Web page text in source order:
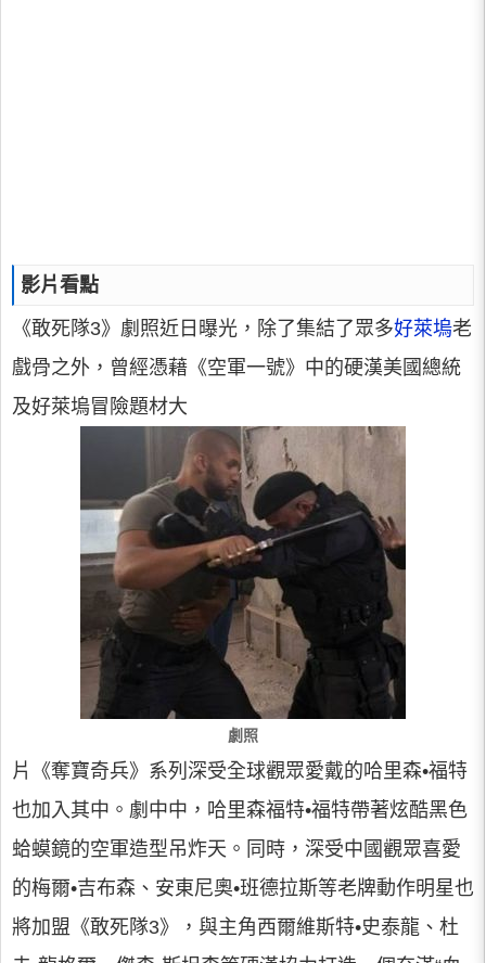
影片看點
《敢死隊3》劇照近日曝光，除了集結了眾多好萊塢老
戲骨之外，曾經憑藉《空軍一號》中的硬漢美國總統
及好萊塢冒險題材大
劇照
片《奪寶奇兵》系列深受全球觀眾愛戴的哈里森•福特
也加入其中。劇中中，哈里森福特•福特帶著炫酷黑色
蛤蟆鏡的空軍造型吊炸天。同時，深受中國觀眾喜愛
的梅爾•吉布森、安東尼奧•班德拉斯等老牌動作明星也
將加盟《敢死隊3》，與主角西爾維斯特•史泰龍、杜